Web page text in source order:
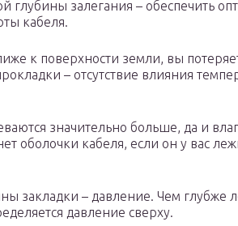
глубины залегания – обеспечить
кабеля.
к поверхности земли, вы
– отсутствие влияния
значительно больше, да и
оболочки кабеля, если он у вас
закладки – давление. Чем глубже
давление сверху.